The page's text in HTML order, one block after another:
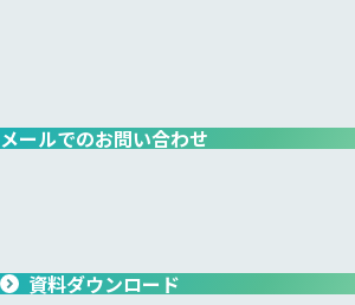
メールでのお問い合わせ
資料ダウンロード